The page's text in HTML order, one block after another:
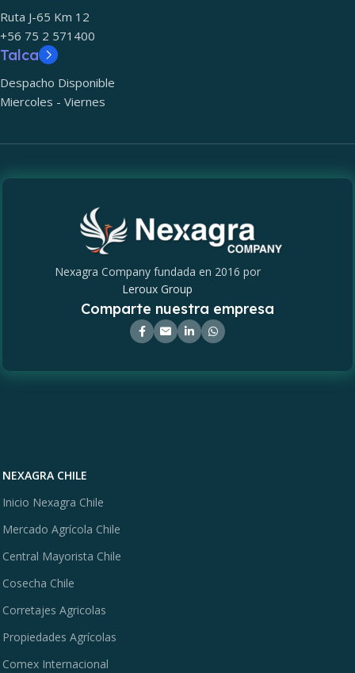
Ruta J-65 Km 12
+56 75 2 571400
Talca
Despacho Disponible
Miercoles - Viernes
Nexagra Company fundada en 2016 por
Leroux Group
Comparte nuestra empresa
NEXAGRA CHILE
Inicio Nexagra Chile
Mercado Agrícola Chile
Central Mayorista Chile
Cosecha Chile
Corretajes Agricolas
Propiedades Agrícolas
Comex Internacional